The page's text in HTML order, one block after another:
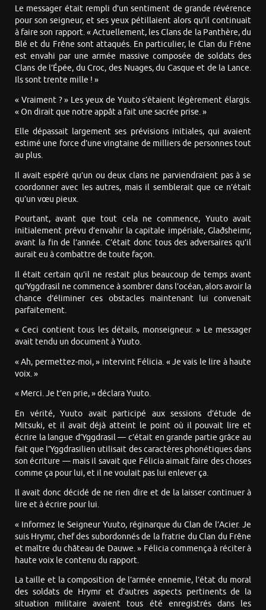
Le messager était rempli d’un sentiment de grande révérence
pour son seigneur, et ses yeux pétillaient alors qu’il continuait
à faire son rapport. « Actuellement, les Clans de la Panthère, du
Blé et du Frêne sont attaqués. En particulier, le Clan du Frêne
est envahi par une armée massive composée de soldats des
Clans de l’Épée, du Croc, des Nuages, du Casque et de la Lance.
Ils sont trente mille ! »
« Vraiment ? » Les yeux de Yuuto s’étaient légèrement élargis.
« On dirait que notre appât a fait une sacrée prise. »
Elle dépassait largement ses prévisions initiales, qui avaient
estimé une force d’une vingtaine de milliers de personnes tout
au plus.
Il avait espéré qu’un ou deux clans ne parviendraient pas à se
coordonner avec les autres, mais il semblerait que ce n’était
qu’un vœu pieux.
Pourtant, avant que tout cela ne commence, Yuuto avait
initialement prévu d’envahir la capitale impériale, Glaðsheimr,
avant la fin de l’année. C’était donc tous des adversaires qu’il
aurait eu à combattre de toute façon.
Il était certain qu’il ne restait plus beaucoup de temps avant
qu’Yggdrasil ne commence à sombrer dans l’océan, alors avoir la
chance d’éliminer ces obstacles maintenant lui convenait
parfaitement.
« Ceci contient tous les détails, monseigneur. » Le messager
avait tendu un document à Yuuto.
« Ah, permettez-moi, » intervint Félicia. « Je vais le lire à haute
voix. »
« Merci. Je t’en prie, » déclara Yuuto.
En vérité, Yuuto avait participé aux sessions d’étude de
Mitsuki, et il avait déjà atteint le point où il pouvait lire et
écrire la langue d’Yggdrasil — c’était en grande partie grâce au
fait que l’Yggdrasilien utilisait des caractères phonétiques dans
son écriture — mais il savait que Félicia aimait faire des choses
comme ça pour lui, et il ne voulait pas lui enlever ça.
Il avait donc décidé de ne rien dire et de la laisser continuer à
lire et à écrire pour lui.
« Informez le Seigneur Yuuto, réginarque du Clan de l’Acier. Je
suis Hrymr, chef des subordonnés de la fratrie du Clan du Frêne
et maître du château de Dauwe. » Félicia commença à réciter à
haute voix le contenu du rapport.
La taille et la composition de l’armée ennemie, l’état du moral
des soldats de Hrymr et d’autres aspects pertinents de la
situation militaire avaient tous été enregistrés dans les